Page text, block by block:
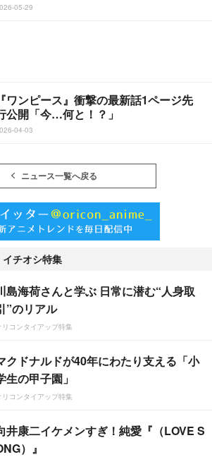
05-29
『ワンピース』衝撃の最新話1ページ先
公開「今…何と！？」
04-03
ニュース一覧へ戻る
チオシ特集
島海荷さんと学ぶ 日常に潜む“人身取
”のリアル
リコンタイアップ特集
クドナルドが40年にわたり支える「小
生の甲子園」
リコンタイアップ特集
井康二イケメンすぎ！純愛『（LOVE S
）』